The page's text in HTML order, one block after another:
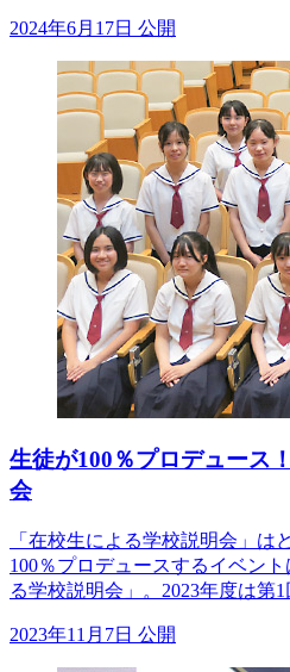
2024年6月17日 公開
生徒が100％プロデュース
会
「在校生による学校説明会」は
100％プロデュースするイベン
る学校説明会」。2023年度は第
2023年11月7日 公開